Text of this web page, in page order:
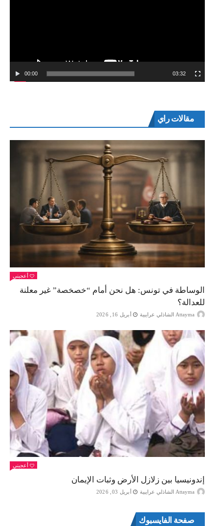
00:00 03:32
مقالات راي
أعجبني
الوساطة في تونس: هل نحن أمام “خصخصة” غير معلنة
للعدالة؟
Attayma الشاذلي عرايبية أبريل 16, 2026
أعجبني
إندونيسيا بين زلازل الأرض وثبات الإيمان
Attayma الشاذلي عرايبية أبريل 03, 2026
صفحة الفايسبوك